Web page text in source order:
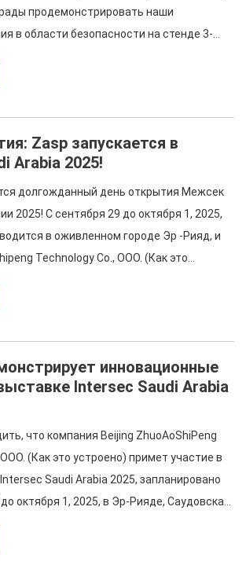
продемонстрировать наши
в области безопасности на стенде 3-
и панельные дискуссии Когда мы
Zasp запускается в
Arabia 2025!
долгожданный день открытия Межсек
2025! С сентября 29 до октября 1, 2025,
в оживленном городе Эр -Рияд, и
Technology Co., ООО. (Как это
о том, что мы запланировали на этот
инновационные
Intersec Saudi Arabia
что компания Beijing ZhuoAoShiPeng
(Как это устроено) примет участие в
Saudi Arabia 2025, запланировано
октября 1, 2025, в Эр-Рияде, Саудовская
нашими передовыми решениями в области